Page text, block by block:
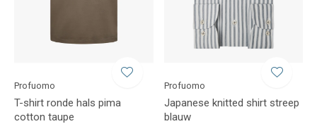
Profuomo
T-shirt ronde hals pima
cotton taupe
Profuomo
Japanese knitted shirt streep
blauw